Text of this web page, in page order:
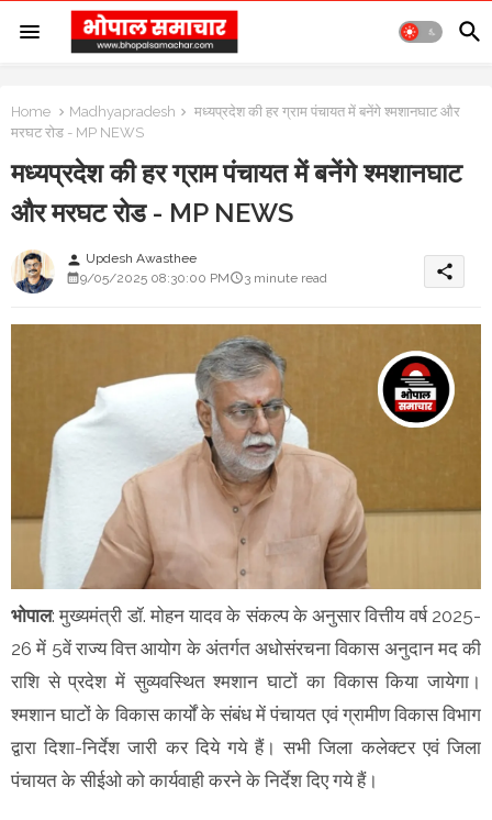
Home Madhyapradesh
मध्यप्रदेश की हर ग्राम पंचायत में बनेंगे श्मशानघाट और
मरघट रोड - MP NEWS
मध्यप्रदेश की हर ग्राम पंचायत में बनेंगे श्मशानघाट
और मरघट रोड - MP NEWS
person Updesh Awasthee
9/05/2025 08:30:00 PM
3 minute read share
भोपाल: मुख्यमंत्री डॉ. मोहन यादव के संकल्प के अनुसार वित्तीय वर्ष 2025-
26 में 5वें राज्य वित्त आयोग के अंतर्गत अधोसंरचना विकास अनुदान मद की
राशि से प्रदेश में सुव्यवस्थित श्मशान घाटों का विकास किया जायेगा।
श्मशान घाटों के विकास कार्यों के संबंध में पंचायत एवं ग्रामीण विकास विभाग
द्वारा दिशा-निर्देश जारी कर दिये गये हैं। सभी जिला कलेक्टर एवं जिला
पंचायत के सीईओ को कार्यवाही करने के निर्देश दिए गये हैं।